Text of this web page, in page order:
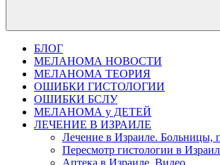
БЛОГ
МЕЛАНОМА НОВОСТИ
МЕЛАНОМА ТЕОРИЯ
ОШИБКИ ГИСТОЛОГИИ
ОШИБКИ БСЛУ
МЕЛАНОМА у ДЕТЕЙ
ЛЕЧЕНИЕ В ИЗРАИЛЕ
Лечение в Израиле. Больницы,
Пересмотр гистологии в
Аптека в Израиле. Видео